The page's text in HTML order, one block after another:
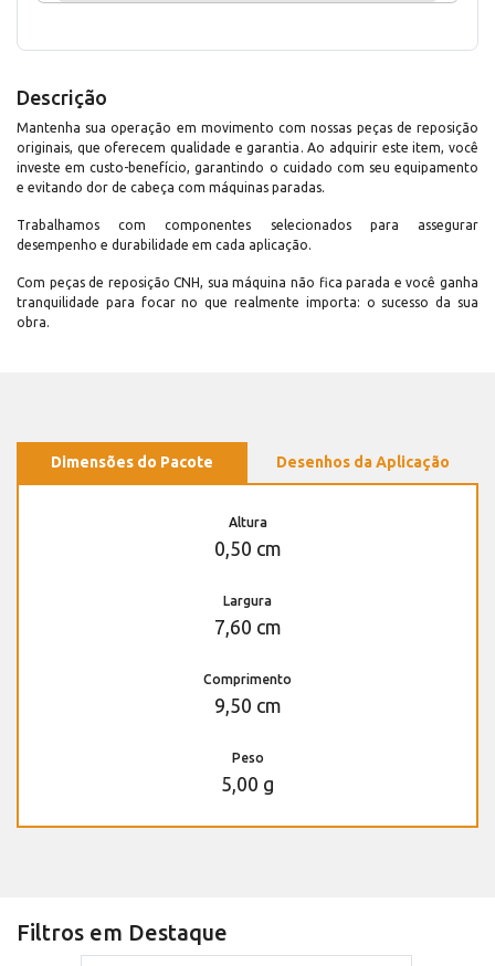
Descrição
Mantenha sua operação em movimento com nossas peças de reposição
originais, que oferecem qualidade e garantia. Ao adquirir este item, você
investe em custo-benefício, garantindo o cuidado com seu equipamento
e evitando dor de cabeça com máquinas paradas.
Trabalhamos com componentes selecionados para assegurar
desempenho e durabilidade em cada aplicação.
Com peças de reposição CNH, sua máquina não fica parada e você ganha
tranquilidade para focar no que realmente importa: o sucesso da sua
obra.
Dimensões do Pacote Desenhos da Aplicação
Altura
0,50 cm
Largura
7,60 cm
Comprimento
9,50 cm
Peso
5,00 g
Filtros em Destaque